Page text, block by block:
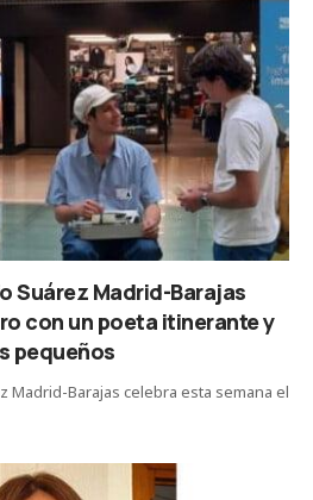
Suárez Madrid-Barajas
con un poeta itinerante y
pequeños
Madrid-Barajas celebra esta semana el